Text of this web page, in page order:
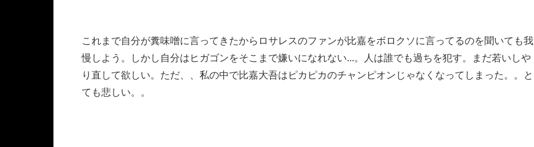
これまで自分が糞味噌に言ってきたからロサレスのファンが比嘉をボロクソに言ってるのを聞いても我
慢しよう。しかし自分はヒガゴンをそこまで嫌いになれない...。人は誰でも過ちを犯す。まだ若いしや
り直して欲しい。ただ、、私の中で比嘉大吾はピカピカのチャンピオンじゃなくなってしまった。。と
ても悲しい。。